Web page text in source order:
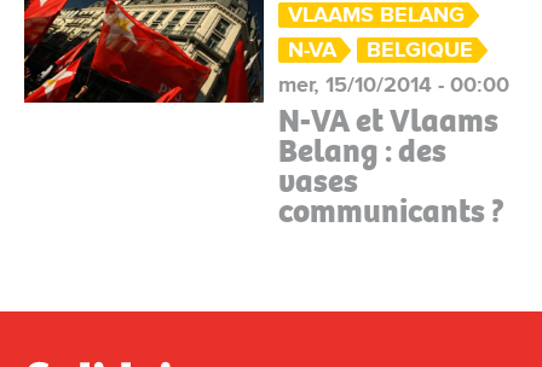
VLAAMS BELANG
N-VA
BELGIQUE
mer, 15/10/2014 - 00:00
N-VA et Vlaams
Belang : des
vases
communicants ?